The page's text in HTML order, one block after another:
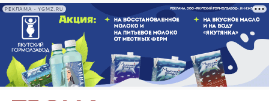
РЕКЛАМА • YGMZ.RU